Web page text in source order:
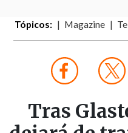
Tópicos: Magazine
Tras